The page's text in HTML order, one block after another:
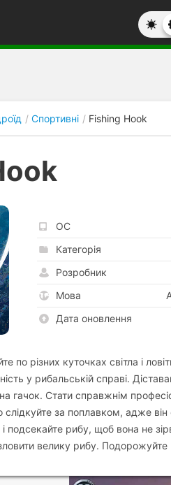
Спортивні Fishing Hook
ОС
Категорія
Розробник
Мова
Дата оновлення
по різних куточках світла і
у рибальській справі.
гачок. Стати справжнім
слідкуйте за поплавком, адже
подсекайте рибу, щоб вона не
велику рибу. Подорожуйте